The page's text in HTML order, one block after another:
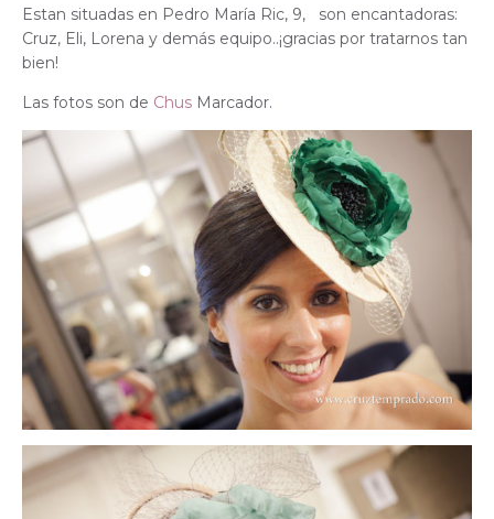
Estan situadas en Pedro María Ric, 9, son encantadoras:
Cruz, Eli, Lorena y demás equipo..¡gracias por tratarnos tan
bien!
Las fotos son de Chus Marcador.